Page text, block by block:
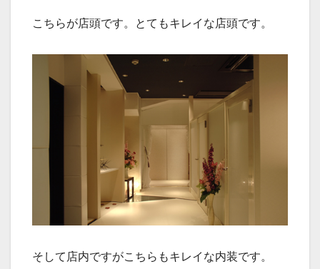
こちらが店頭です。とてもキレイな店頭です。
そして店内ですがこちらもキレイな内装です。